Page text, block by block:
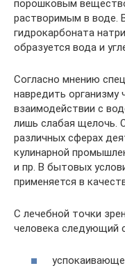
порошковым
растворимым в воде.
гидрокарбоната
образуется вода и
Согласно мнению
навредить организму
взаимодействии с
лишь слабая щелочь.
различных сферах
кулинарной
и пр. В бытовых
применяется в
С лечебной точки
человека следующий